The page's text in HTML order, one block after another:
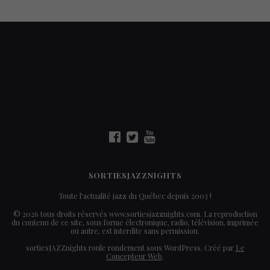
SORTIESJAZZNIGHTS
Toute l'actualité jazz du Québec depuis 2003 !
© 2026 tous droits réservés www.sortiesjazznights.com. La reproduction
du contenu de ce site, sous forme électronique, radio, télévision, imprimée
ou autre, est interdite sans permission.
sortiesJAZZnights roule rondement sous WordPress. Créé par Le
Concepteur Web.